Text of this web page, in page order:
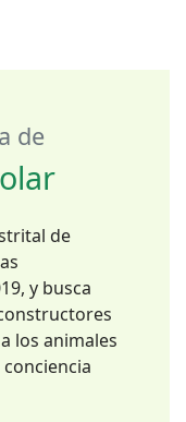
de
de
y busca
los animales